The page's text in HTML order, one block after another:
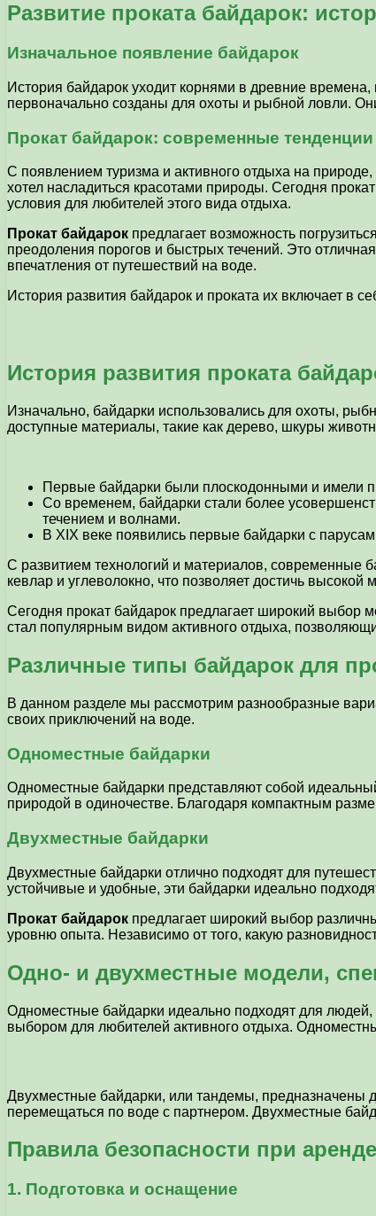
Развитие проката байдарок:
Изначальное появление байдарок
История байдарок уходит корнями в древние
первоначально созданы для охоты и рыбной ловли.
Прокат байдарок: современные тенденции
С появлением туризма и активного отдыха на
хотел насладиться красотами природы. Сегодня
условия для любителей этого вида отдыха.
Прокат байдарок предлагает возможность
преодоления порогов и быстрых течений. Это
впечатления от путешествий на воде.
История развития байдарок и проката их включает в
История развития проката
Изначально, байдарки использовались для охоты,
доступные материалы, такие как дерево, шкуры
Первые байдарки были плоскодонными и имели
Со временем, байдарки стали более
течением и волнами.
В XIX веке появились первые байдарки с
С развитием технологий и материалов, современные
кевлар и углеволокно, что позволяет достичь высокой
Сегодня прокат байдарок предлагает широкий выбор
стал популярным видом активного отдыха,
Различные типы байдарок для
В данном разделе мы рассмотрим разнообразные
своих приключений на воде.
Одноместные байдарки
Одноместные байдарки представляют собой
природой в одиночестве. Благодаря компактным
Двухместные байдарки
Двухместные байдарки отлично подходят для
устойчивые и удобные, эти байдарки идеально
Прокат байдарок предлагает широкий выбор
уровню опыта. Независимо от того, какую
Одно- и двухместные модели,
Одноместные байдарки идеально подходят для
выбором для любителей активного отдыха.
Двухместные байдарки, или тандемы, предназначены
перемещаться по воде с партнером. Двухместные
Правила безопасности при
1. Подготовка и оснащение